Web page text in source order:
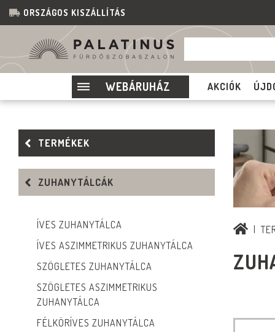
ORSZÁGOS KISZÁLLÍTÁS
WEBÁRUHÁZ AKCIÓK
TERMÉKEK
ZUHANYTÁLCÁK
ÍVES ZUHANYTÁLCA
ÍVES ASZIMMETRIKUS ZUHANYTÁLCA
SZÖGLETES ZUHANYTÁLCA
SZÖGLETES ASZIMMETRIKUS
ZUHANYTÁLCA
FÉLKÖRÍVES ZUHANYTÁLCA